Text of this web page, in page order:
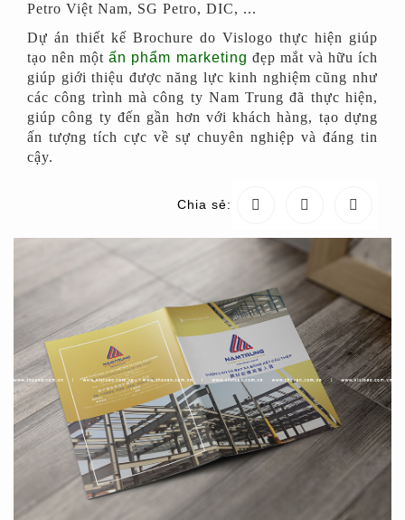
Petro Việt Nam, SG Petro, DIC, ...
Dự án thiết kế Brochure do Vislogo thực hiện giúp
tạo nên mộtấn phẩm marketing đẹp mắt và hữu ích
giúp giới thiệu được năng lực kinh nghiệm cũng như
các công trình mà công ty Nam Trung đã thực hiện,
giúp công ty đến gần hơn với khách hàng, tạo dựng
ấn tượng tích cực về sự chuyên nghiệp và đáng tin
cậy.
Chia sẻ: